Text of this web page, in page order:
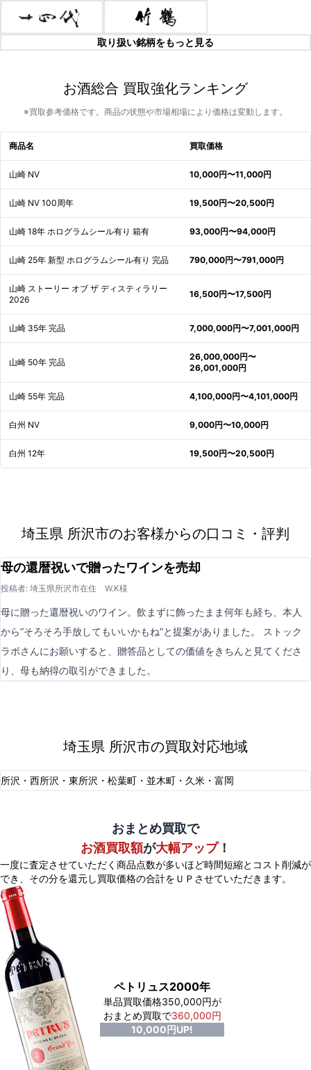
取り扱い銘柄をもっと見る
お酒総合 買取強化ランキング
※買取参考価格です。商品の状態や市場相場により価格は変動します。
商品名 買取価格
山崎 NV 10,000円〜11,000円
山崎 NV 100周年 19,500円〜20,500円
山崎 18年 ホログラムシール有り 箱有 93,000円〜94,000円
山崎 25年 新型 ホログラムシール有り 完品 790,000円〜791,000円
山崎 ストーリー オブ ザ ディスティラリー
2026
16,500円〜17,500円
山崎 35年 完品 7,000,000円〜7,001,000円
山崎 50年 完品
26,000,000円〜
26,001,000円
山崎 55年 完品 4,100,000円〜4,101,000円
白州 NV 9,000円〜10,000円
白州 12年 19,500円〜20,500円
埼玉県 所沢市のお客様からの口コミ・評判
母の還暦祝いで贈ったワインを売却
投稿者: 埼玉県所沢市在住 W.K様
母に贈った還暦祝いのワイン。飲まずに飾ったまま何年も経ち、本人
から“そろそろ手放してもいいかもね”と提案がありました。 ストック
ラボさんにお願いすると、贈答品としての価値をきちんと見てくださ
り、母も納得の取引ができました。
埼玉県 所沢市の買取対応地域
所沢・西所沢・東所沢・松葉町・並木町・久米・富岡
おまとめ買取で
お酒買取額が大幅アップ！
一度に査定させていただく商品点数が多いほど時間短縮とコスト削減が
でき、 その分を還元し買取価格の合計をＵＰさせていただきます。
ペトリュス2000年
単品買取価格350,000円が
おまとめ買取で360,000円
10,000円UP!